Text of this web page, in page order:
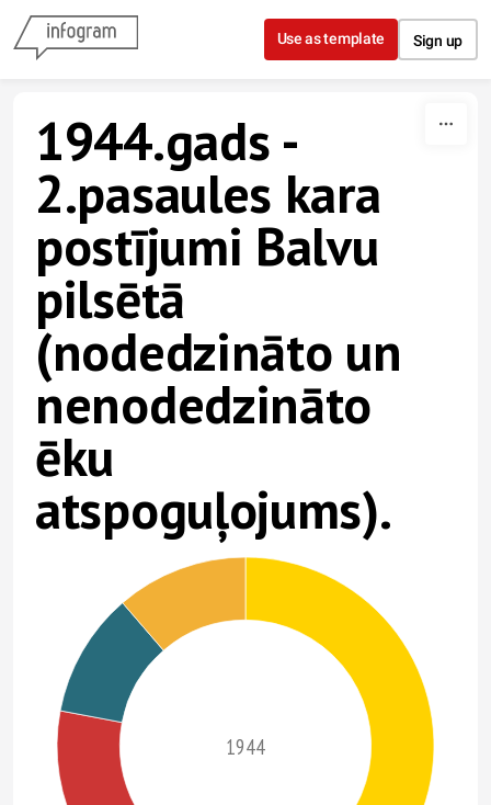
Skip to content
Use as template Sign up
1944.gads -
2.pasaules kara
postījumi Balvu
pilsētā
(nodedzināto un
nenodedzināto
ēku
atspoguļojums).
1944